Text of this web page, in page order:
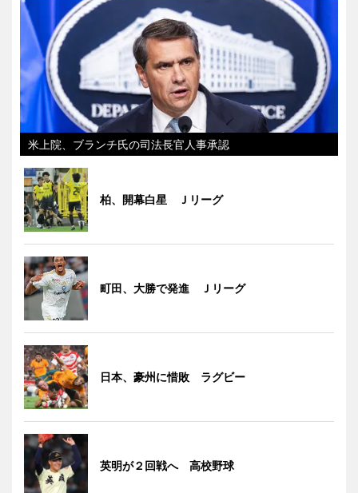
米上院、ブランチ氏の司法長官人事承認
柏、開幕白星 Ｊリーグ
町田、大勝で発進 Ｊリーグ
日本、豪州に惜敗 ラグビー
英明が２回戦へ 高校野球